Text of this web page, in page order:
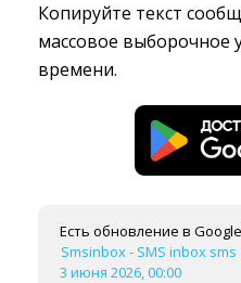
Копируйте текст
массовое выборочное
времени.
Есть обновление в
Smsinbox - SMS inbox
3 июня 2026, 00:00